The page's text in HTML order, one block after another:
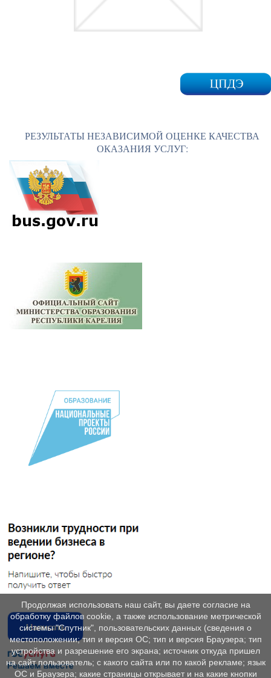
РЕЗУЛЬТАТЫ НЕЗАВИСИМОЙ ОЦЕНКЕ КАЧЕСТВА
ОКАЗАНИЯ УСЛУГ:
Продолжая использовать наш сайт, вы даете согласие на
обработку файлов cookie, а также использование метрической
системы "Спутник", пользовательских данных (сведения о
местоположении; тип и версия ОС; тип и версия Браузера; тип
устройства и разрешение его экрана; источник откуда пришел
на сайт пользователь; с какого сайта или по какой рекламе; язык
ОС и Браузера; какие страницы открывает и на какие кнопки